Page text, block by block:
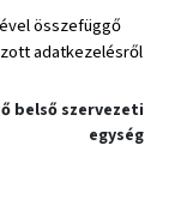
összefüggő
adatkezelésről
belső szervezeti
egység